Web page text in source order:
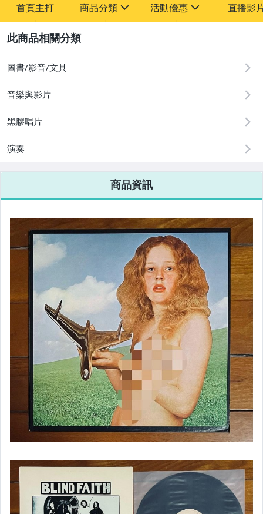
首頁主打 商品分類
其它
活動優惠
[全店] 粉絲專享
[全店] 週年慶
直播影
圖書/影音/文具
音樂與影片
黑膠唱片
演奏
商品資訊